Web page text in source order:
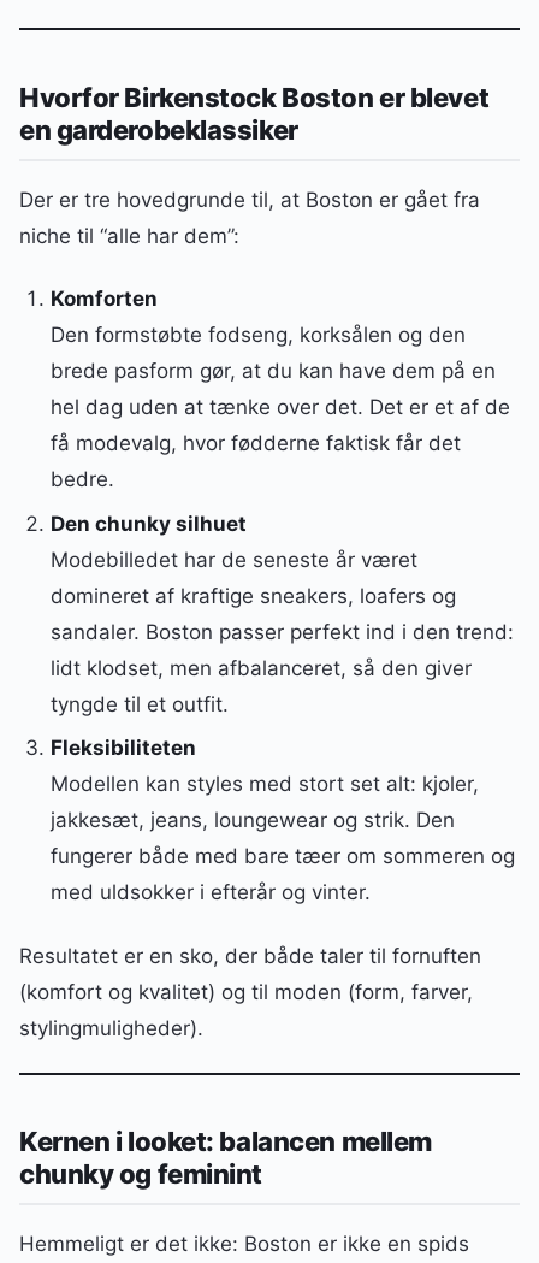
Hvorfor Birkenstock Boston er blevet
en garderobeklassiker
Der er tre hovedgrunde til, at Boston er gået fra
niche til “alle har dem”:
Komforten
Den formstøbte fodseng, korksålen og den
brede pasform gør, at du kan have dem på en
hel dag uden at tænke over det. Det er et af de
få modevalg, hvor fødderne faktisk får det
bedre.
Den chunky silhuet
Modebilledet har de seneste år været
domineret af kraftige sneakers, loafers og
sandaler. Boston passer perfekt ind i den trend:
lidt klodset, men afbalanceret, så den giver
tyngde til et outfit.
Fleksibiliteten
Modellen kan styles med stort set alt: kjoler,
jakkesæt, jeans, loungewear og strik. Den
fungerer både med bare tæer om sommeren og
med uldsokker i efterår og vinter.
Resultatet er en sko, der både taler til fornuften
(komfort og kvalitet) og til moden (form, farver,
stylingmuligheder).
Kernen i looket: balancen mellem
chunky og feminint
Hemmeligt er det ikke: Boston er ikke en spids